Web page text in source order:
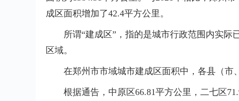
成区面积增加了42.4平方公里。
所谓“建成区”，指的是城市行政范围内实
区域。
在郑州市市域城市建成区面积中，各县（市
根据通告，中原区66.81平方公里，二七区